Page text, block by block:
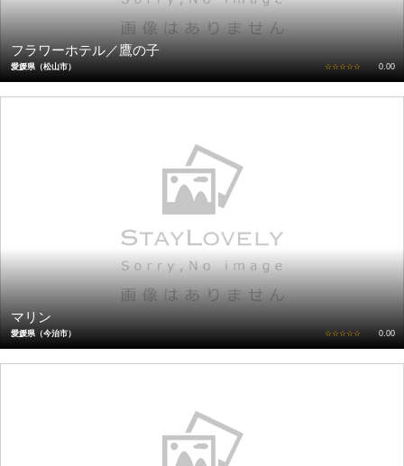
フラワーホテル／鷹の子
愛媛県（松山市） ☆☆☆☆☆ 0.00
マリン
愛媛県（今治市） ☆☆☆☆☆ 0.00